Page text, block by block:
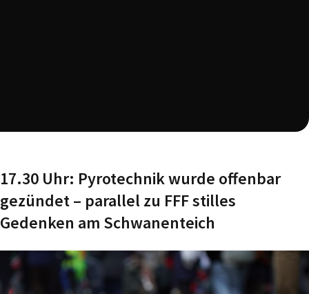
17.30 Uhr: Pyrotechnik wurde offenbar
gezündet – parallel zu FFF stilles
Gedenken am Schwanenteich